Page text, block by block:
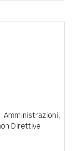
Direttive